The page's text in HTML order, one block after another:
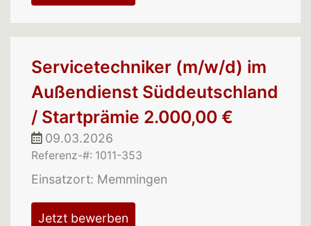
Servicetechniker (m/w/d) im
Außendienst Süddeutschland
/ Startprämie 2.000,00 €
09.03.2026
Referenz-#: 1011-353
Einsatzort: Memmingen
Jetzt bewerben